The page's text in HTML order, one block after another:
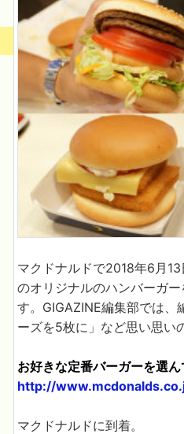
マクドナルドで2018年6月
のオリジナルのハンバーガ
す。GIGAZINE編集部では、
ーズを5枚に」など思い思い
お好きな定番バーガーを選
http://
マクドナルドに到着。